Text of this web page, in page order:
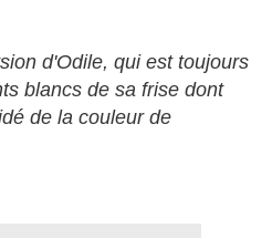
d'Odile, qui est toujours
blancs de sa frise dont
de la couleur de